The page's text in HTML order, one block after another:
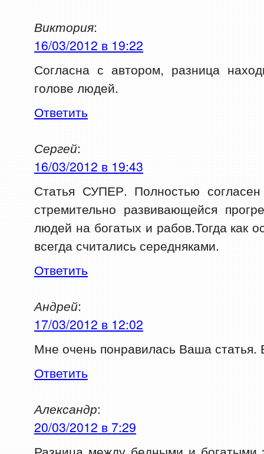
Виктория:
16/03/2012 в 19:22
Согласна с автором, разница
голове людей.
Ответить
Сергей:
16/03/2012 в 19:43
Статья СУПЕР. Полностью
стремительно развивающейся
людей на богатых и рабов.Тогда как
всегда считались середняками.
Ответить
Андрей:
17/03/2012 в 12:02
Мне очень понравилась Ваша
Ответить
Александр:
20/03/2012 в 7:29